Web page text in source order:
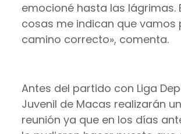
emocioné hasta las lágrimas.
cosas me indican que vamos
camino correcto», comenta.
Antes del partido con Liga
Juvenil de Macas realizarán
reunión ya que en los días